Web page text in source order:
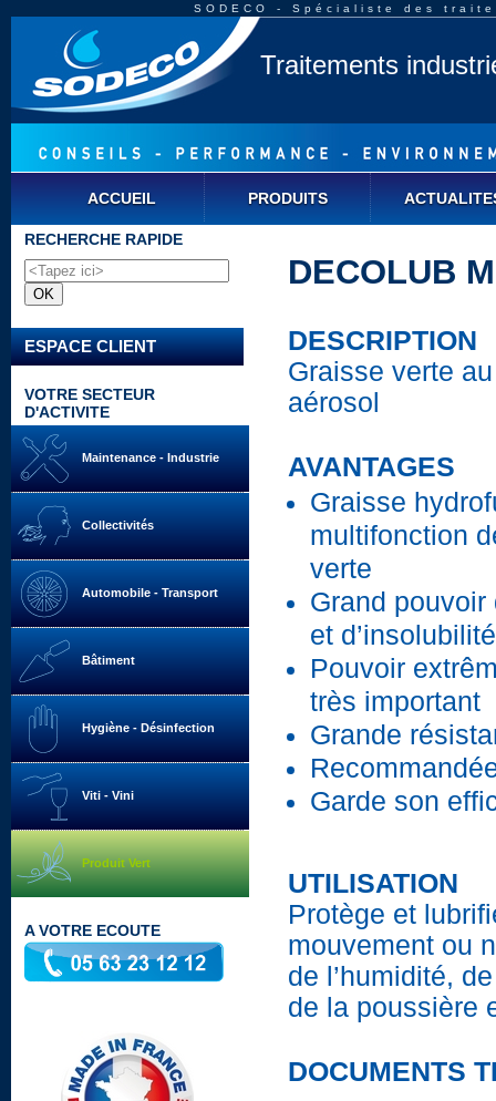
SODECO - Spécialiste des
Traitements
ACCUEIL PRODUITS
RECHERCHE RAPIDE
ESPACE CLIENT
VOTRE SECTEUR
D'ACTIVITE
Maintenance - Industrie
Collectivités
Automobile - Transport
Bâtiment
Hygiène - Désinfection
Viti - Vini
Produit Vert
A VOTRE ECOUTE
DECOLUB
DESCRIPTION
Graisse verte
aérosol
AVANTAGES
Graisse
multifonction
verte
Grand pouvoir
et d’insolubilité
Pouvoir
très important
Grande
Garde son
UTILISATION
Protège et
mouvement ou
de l’humidité,
de la poussière
DOCUMENTS